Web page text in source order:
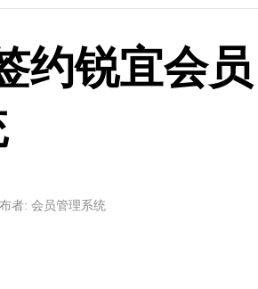
约锐宜会员
者: 会员管理系统